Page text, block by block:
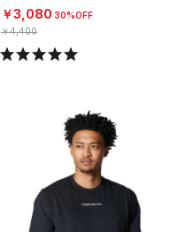
ング/MEN）
￥3,080 30%OFF
￥4,400